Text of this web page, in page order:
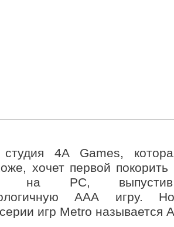
студия 4A Games,
хочет первой покорить
на PC, выпустив
ААА игру.
игр Metro называется